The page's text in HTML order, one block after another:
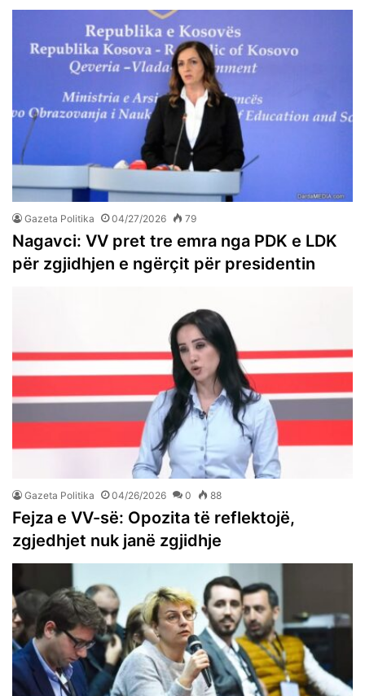
Gazeta Politika 04/27/2026 79
Nagavci: VV pret tre emra nga PDK e LDK
për zgjidhjen e ngërçit për presidentin
Gazeta Politika 04/26/2026 0 88
Fejza e VV-së: Opozita të reflektojë,
zgjedhjet nuk janë zgjidhje